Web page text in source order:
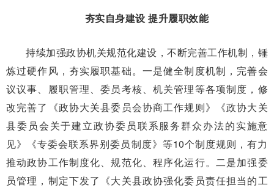
夯实自身建设 提升履职效能
持续加强政协机关规范化建设，不断完善工作机制，锤
炼过硬作风，夯实履职基础。一是健全制度机制，完善会
议议事、履职管理、委员考核、机关管理等各项制度，修
改完善了《政协大关县委员会协商工作规则》《政协大关
县委员会关于建立政协委员联系服务群众办法的实施意
见》《专委会联系界别委员制度》等10个制度规则，有力
推动政协工作制度化、规范化、程序化运行。二是加强委
员管理，制定下发了《大关县政协强化委员责任担当的工